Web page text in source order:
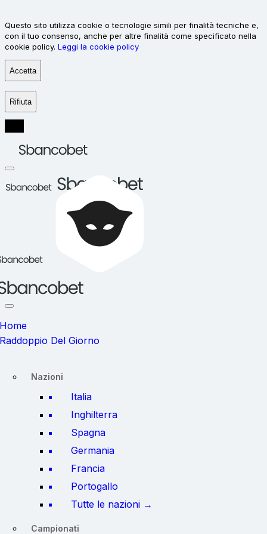
Questo sito utilizza cookie o tecnologie simili per finalità tecniche e,
con il tuo consenso, anche per altre finalità come specificato nella
cookie policy. Leggi la cookie policy
Accetta
Rifiuta
Home
Raddoppio Del Giorno
Nazioni
Italia
Inghilterra
Spagna
Germania
Francia
Portogallo
Tutte le nazioni →
Campionati